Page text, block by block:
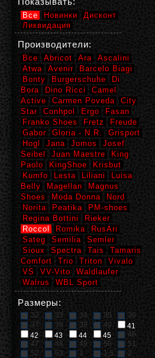
Все Новинки
Дисконт
Ликвидация
Производители:
Все Abricot Ara
Ascalini
Atwa
Avenir
Barcelo Biagi
Bonty
Burgerschuhe
Di
Bora
Dino Ricci
Camel
Active
Carmen Poveda
City
Star
Conhpol Ergo
Fasan
Franko Shoes
Fretz
Freude
Gabor
Gloria - N.R.
Grisport
Hogl
Jana Jomos
Josef
Seibel
Juan Maestre
King
Paolo
KingShoe
Krisbut
Kumfo
Lesta Liliani
Luisa
Belly
Magellan
Magnus
Shoes
Moda Donna
Nord
Norita
Peatika
PM-shoes
Regina Bottini
Rieker
Roccol
Romika
RusAri
Sateg
Semilia
Semler
Sioux
Spectra Tais
Tamaris
Comfort
Trio Triton
Vivalo
VS
VV-Vito
Waldlaufer
Walrus
WBL Sport
Размеры:
32 33 34 35
36
37
38 39 40
41
42
43 44 45
46
47
48 49 50
51
52
53 1 1,5
2